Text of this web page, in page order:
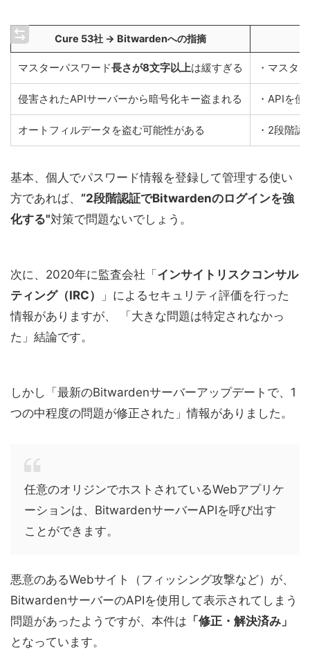
Cure 53社 → Bitwardenへの指摘
マスターパスワード長さが8文字以上は緩すぎる ・マスタ
侵害されたAPIサーバーから暗号化キー盗まれる ・APIを
オートフィルデータを盗む可能性がある ・2段階
基本、個人でパスワード情報を登録して管理する使い
方であれば、 ”2段階認証でBitwardenのログインを強
化する"対策で問題ないでしょう。
次に、2020年に監査会社「 インサイトリスクコンサル
ティング（IRC）
」によるセキュリティ評価を行った
情報がありますが、 「大きな問題は特定されなかっ
た」結論です。
しかし「最新のBitwardenサーバーアップデートで、1
つの中程度の問題が修正された」情報がありました。
任意のオリジンでホストされているWebアプリケ
ーションは、BitwardenサーバーAPIを呼び出す
ことができます。
悪意のあるWebサイト（フィッシング攻撃など）が、
BitwardenサーバーのAPIを使用して表示されてしまう
問題があったようですが、 本件は 「修正・解決済み」
となっています。